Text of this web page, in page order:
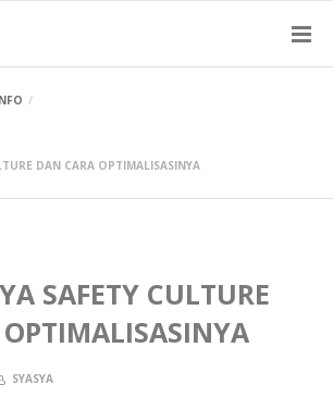
DAN CARA OPTIMALISASINYA
SAFETY CULTURE
SYASYA